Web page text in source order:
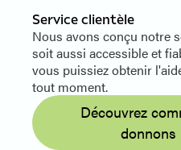
Service clientèle
Nous avons conçu notre
soit aussi accessible et
vous puissiez obtenir
tout moment.
Découvrez
donnons